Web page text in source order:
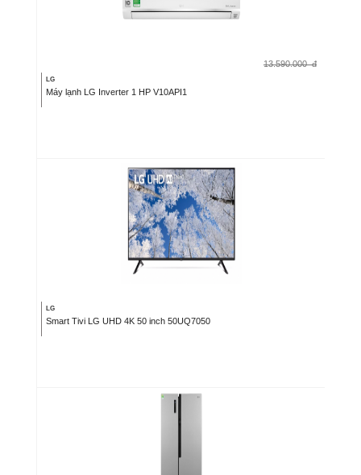
13.590.000 đ
LG
Máy lạnh LG Inverter 1 HP V10API1
LG
Smart Tivi LG UHD 4K 50 inch 50UQ7050